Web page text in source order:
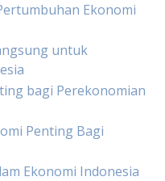
Ekonomi
untuk
bagi Perekonomian
Penting Bagi
Ekonomi Indonesia